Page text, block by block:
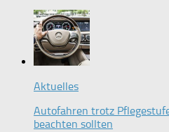
Aktuelles
Autofahren trotz
beachten sollten